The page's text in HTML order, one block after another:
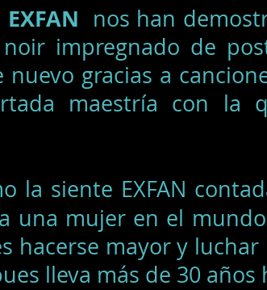
EXFAN nos han
impregnado de
gracias a
maestría con la
la siente EXFAN
una mujer en el
hacerse mayor y
lleva más de 30 años